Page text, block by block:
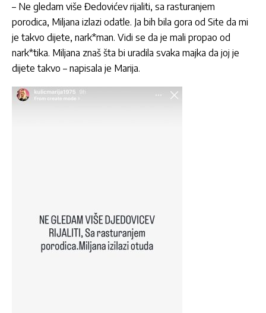
– Ne gledam više Đedovićev rijaliti, sa rasturanjem
porodica, Miljana izlazi odatle. Ja bih bila gora od Site da mi
je takvo dijete, nark*man. Vidi se da je mali propao od
nark*tika. Miljana znaš šta bi uradila svaka majka da joj je
dijete takvo – napisala je Marija.